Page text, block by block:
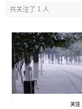
共关注了 1 人
关注